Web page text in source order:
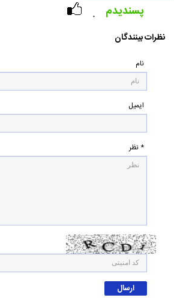
۰ پسندیدم
نظرات بینندگان
نام
ایمیل
* نظر